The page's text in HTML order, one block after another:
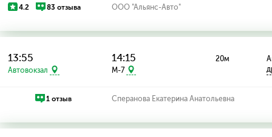
4.2 83 отзыва ООО "Альянс-Авто"
13:55
Автовокзал
14:15
M-7
20м
1 отзыв Сперанова Екатерина Анатольевна